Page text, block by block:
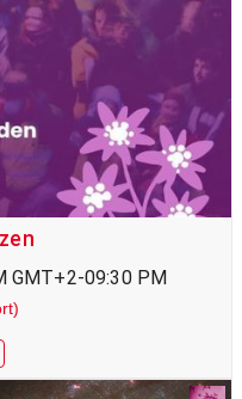
GMT+2-09:30 PM